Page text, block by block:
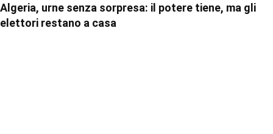
Algeria, urne senza sorpresa: il potere tiene, ma gli
elettori restano a casa